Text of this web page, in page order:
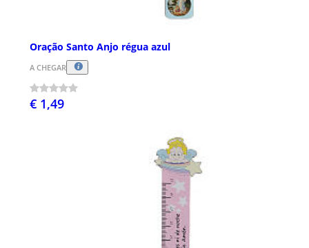
Oração Santo Anjo régua azul
A CHEGAR
€ 1,49